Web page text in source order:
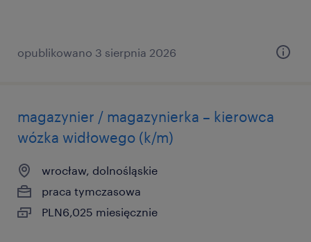
opublikowano 3 sierpnia 2026
magazynier / magazynierka – kierowca
wózka widłowego (k/m)
wrocław, dolnośląskie
praca tymczasowa
PLN6,025 miesięcznie